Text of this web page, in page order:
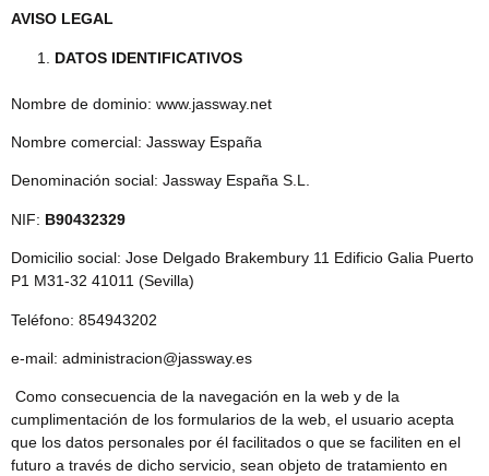
AVISO LEGAL
DATOS IDENTIFICATIVOS
Nombre de dominio: www.jassway.net
Nombre comercial: Jassway España
Denominación social: Jassway España S.L.
NIF: B90432329
Domicilio social: Jose Delgado Brakembury 11 Edificio Galia Puerto
P1 M31-32 41011 (Sevilla)
Teléfono: 854943202
e-mail: administracion@jassway.es
Como consecuencia de la navegación en la web y de la
cumplimentación de los formularios de la web, el usuario acepta
que los datos personales por él facilitados o que se faciliten en el
futuro a través de dicho servicio, sean objeto de tratamiento en